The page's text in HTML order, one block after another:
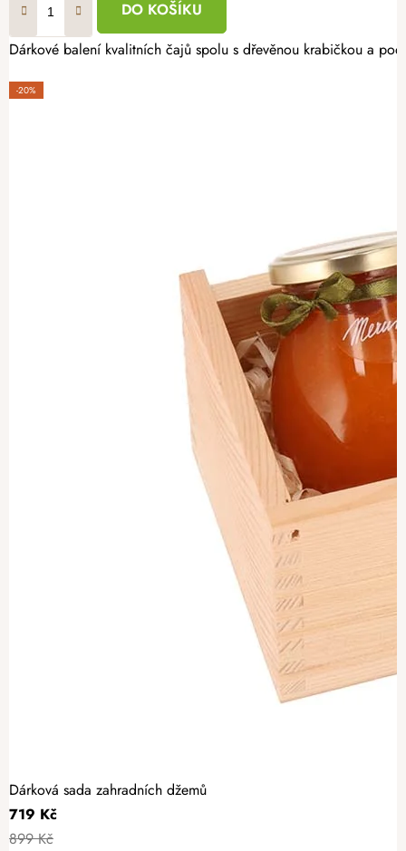
DO KOŠÍKU
Dárkové balení kvalitních čajů spolu s dřevěnou krabičkou a
-20%
Dárková sada zahradních džemů
719 Kč
899 Kč